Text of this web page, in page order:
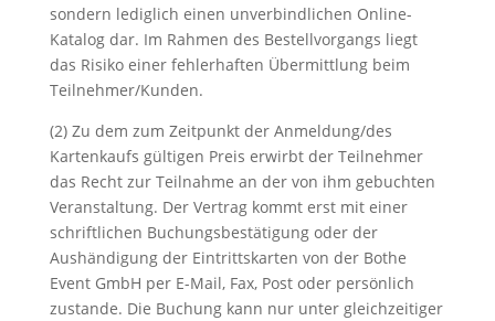
sondern lediglich einen unverbindlichen Online-
Katalog dar. Im Rahmen des Bestellvorgangs liegt
das Risiko einer fehlerhaften Übermittlung beim
Teilnehmer/Kunden.
(2) Zu dem zum Zeitpunkt der Anmeldung/des
Kartenkaufs gültigen Preis erwirbt der Teilnehmer
das Recht zur Teilnahme an der von ihm gebuchten
Veranstaltung. Der Vertrag kommt erst mit einer
schriftlichen Buchungsbestätigung oder der
Aushändigung der Eintrittskarten von der Bothe
Event GmbH per E-Mail, Fax, Post oder persönlich
zustande. Die Buchung kann nur unter gleichzeitiger